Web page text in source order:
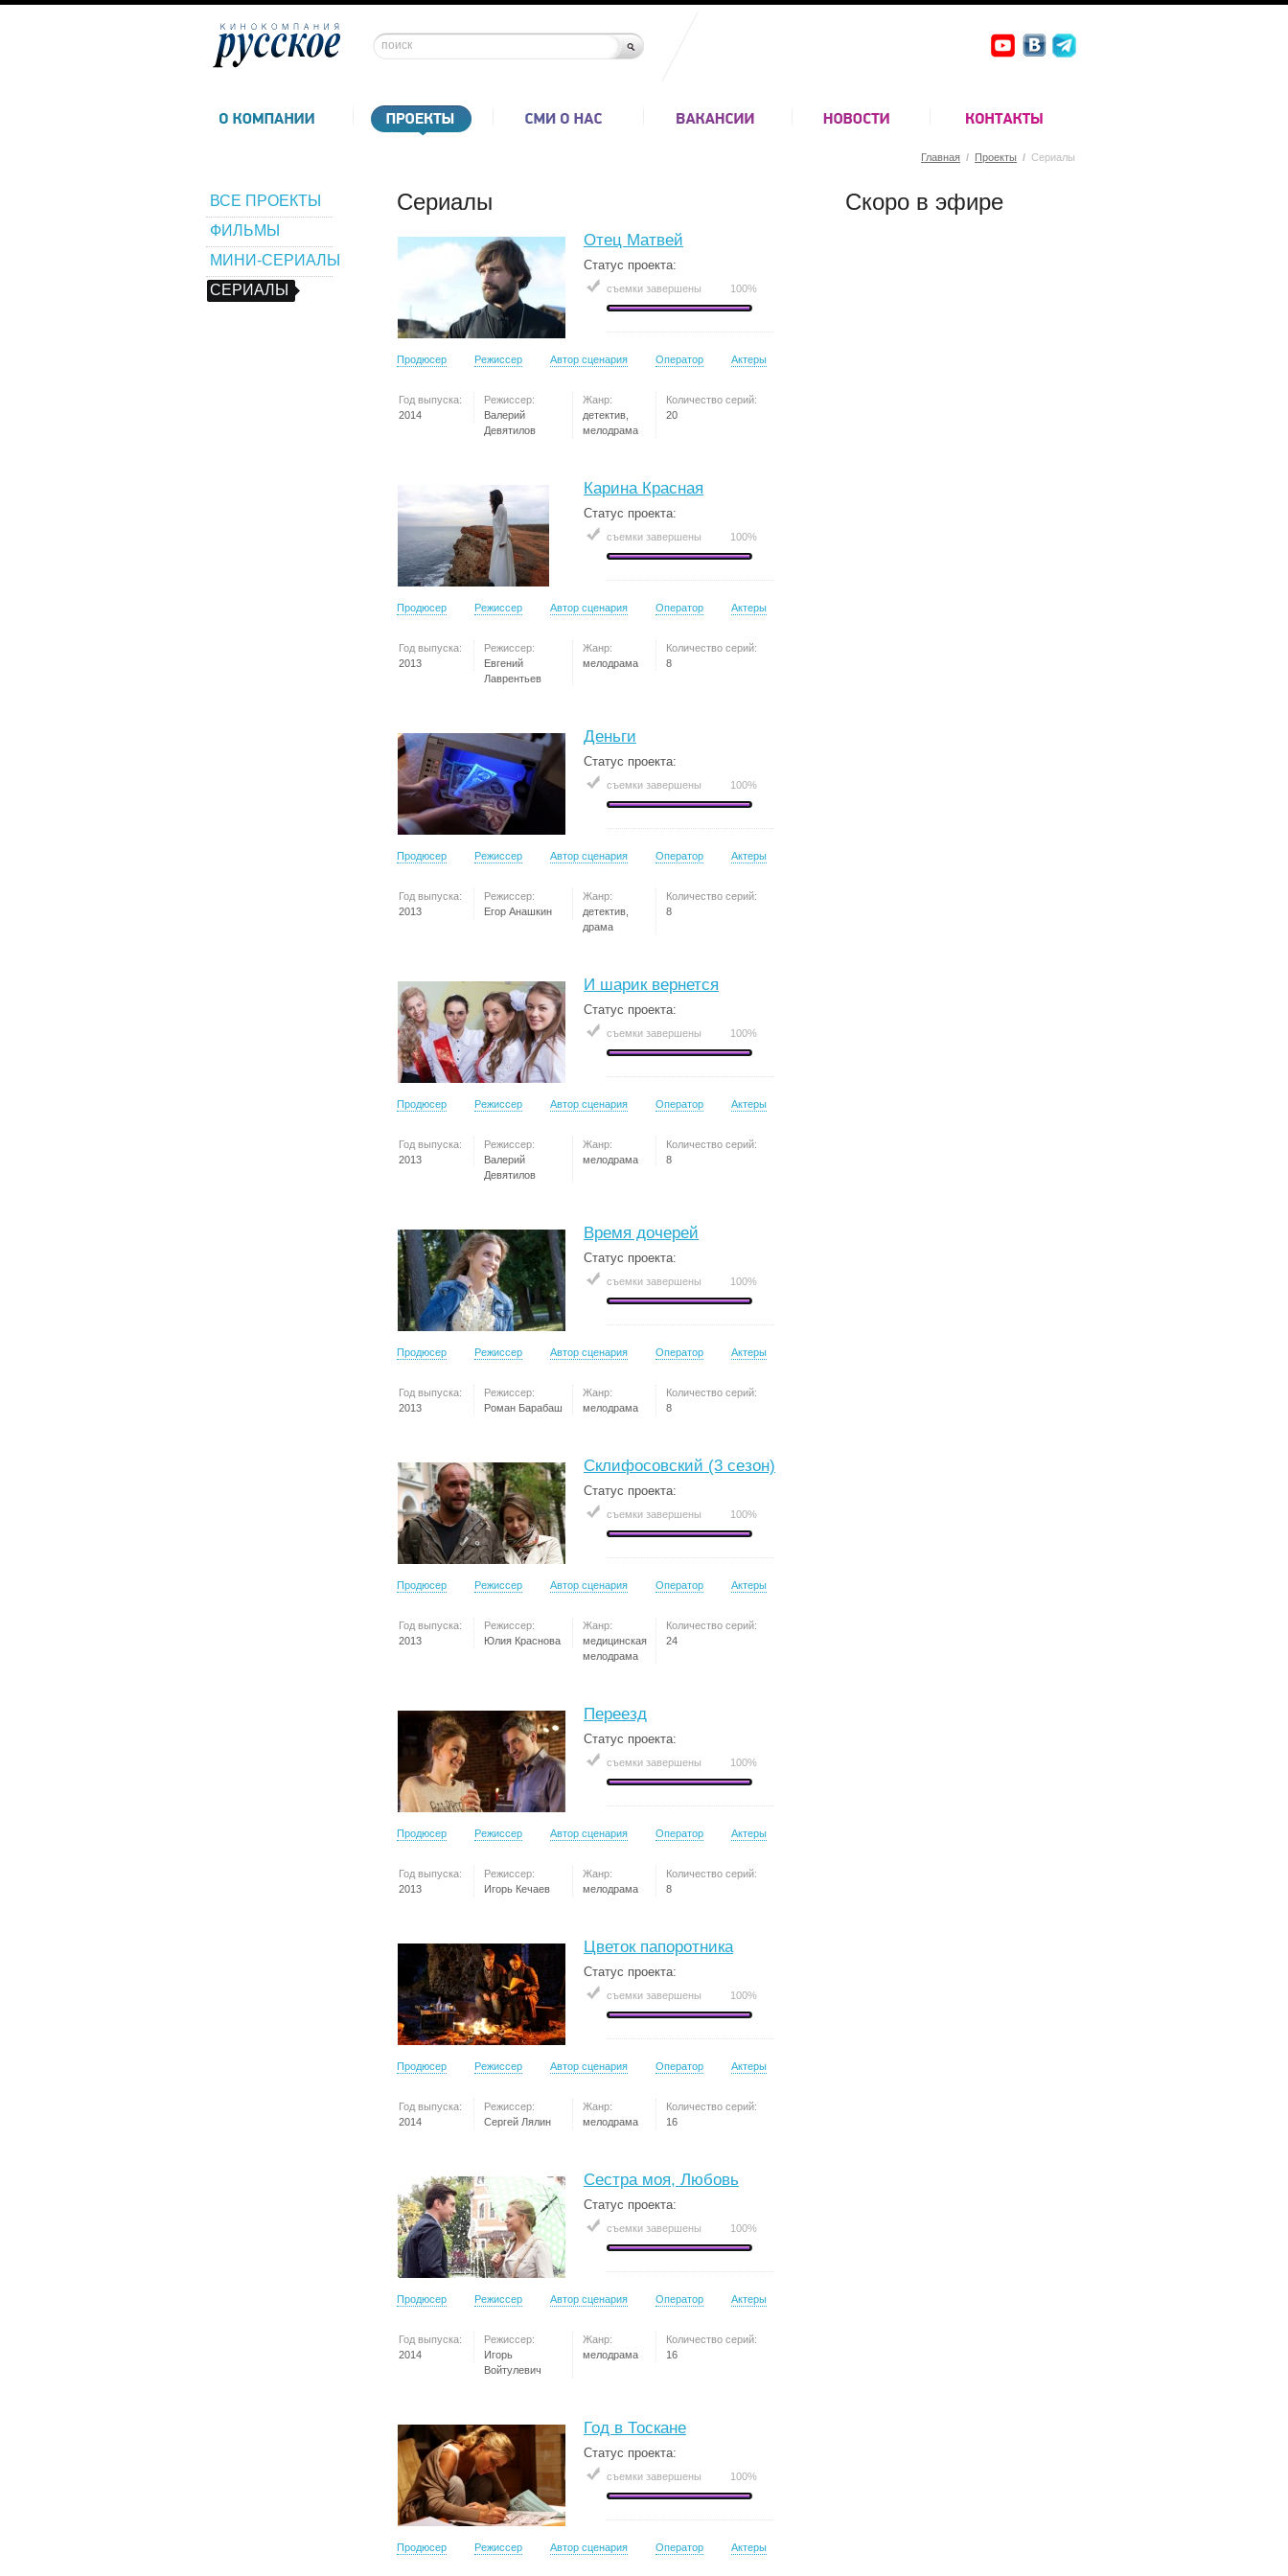
Главная / Проекты / Сериалы
ВСЕ ПРОЕКТЫ
ФИЛЬМЫ
МИНИ-СЕРИАЛЫ
СЕРИАЛЫ
Сериалы
Отец Матвей
Статус проекта:
съемки завершены 100%
Продюсер Режиссер Автор сценария Оператор Актеры
Год выпуска:
2014
Режиссер:
Валерий
Девятилов
Жанр:
детектив,
мелодрама
Количество серий:
20
Карина Красная
Статус проекта:
съемки завершены 100%
Продюсер Режиссер Автор сценария Оператор Актеры
Год выпуска:
2013
Режиссер:
Евгений
Лаврентьев
Жанр:
мелодрама
Количество серий:
8
Деньги
Статус проекта:
съемки завершены 100%
Продюсер Режиссер Автор сценария Оператор Актеры
Год выпуска:
2013
Режиссер:
Егор Анашкин
Жанр:
детектив,
драма
Количество серий:
8
И шарик вернется
Статус проекта:
съемки завершены 100%
Продюсер Режиссер Автор сценария Оператор Актеры
Год выпуска:
2013
Режиссер:
Валерий
Девятилов
Жанр:
мелодрама
Количество серий:
8
Время дочерей
Статус проекта:
съемки завершены 100%
Продюсер Режиссер Автор сценария Оператор Актеры
Год выпуска:
2013
Режиссер:
Роман Барабаш
Жанр:
мелодрама
Количество серий:
8
Склифосовский (3 сезон)
Статус проекта:
съемки завершены 100%
Продюсер Режиссер Автор сценария Оператор Актеры
Год выпуска:
2013
Режиссер:
Юлия Краснова
Жанр:
медицинская
мелодрама
Количество серий:
24
Переезд
Статус проекта:
съемки завершены 100%
Продюсер Режиссер Автор сценария Оператор Актеры
Год выпуска:
2013
Режиссер:
Игорь Кечаев
Жанр:
мелодрама
Количество серий:
8
Цветок папоротника
Статус проекта:
съемки завершены 100%
Продюсер Режиссер Автор сценария Оператор Актеры
Год выпуска:
2014
Режиссер:
Сергей Лялин
Жанр:
мелодрама
Количество серий:
16
Сестра моя, Любовь
Статус проекта:
съемки завершены 100%
Продюсер Режиссер Автор сценария Оператор Актеры
Год выпуска:
2014
Режиссер:
Игорь
Войтулевич
Жанр:
мелодрама
Количество серий:
16
Год в Тоскане
Статус проекта:
съемки завершены 100%
Продюсер Режиссер Автор сценария Оператор Актеры
Скоро в эфире